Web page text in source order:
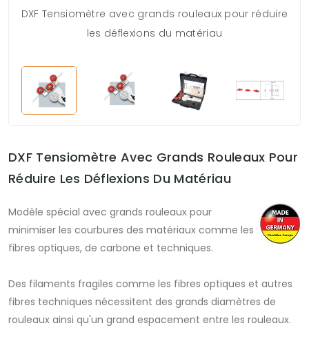
DXF Tensiomètre avec grands rouleaux pour réduire
les déflexions du matériau
DXF Tensiomètre Avec Grands Rouleaux Pour
Réduire Les Déflexions Du Matériau
Modèle spécial avec grands rouleaux pour
minimiser les courbures des matériaux comme les
fibres optiques, de carbone et techniques.
Des filaments fragiles comme les fibres optiques et autres
fibres techniques nécessitent des grands diamètres de
rouleaux ainsi qu'un grand espacement entre les rouleaux.